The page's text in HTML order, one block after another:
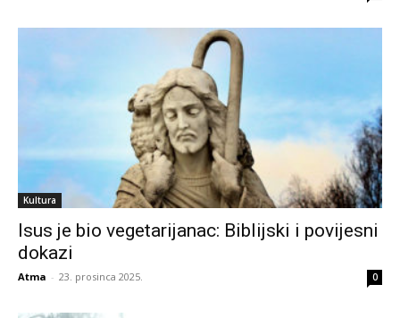
Kultura
Isus je bio vegetarijanac: Biblijski i povijesni
dokazi
Atma - 23. prosinca 2025. 0